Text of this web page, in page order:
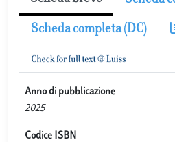
Scheda completa (DC)
Anno di pubblicazione
2025
Codice ISBN